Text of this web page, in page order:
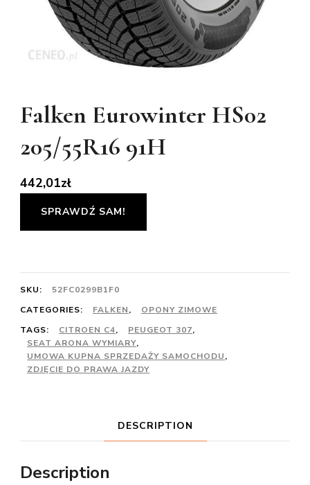
Falken Eurowinter HS02
205/55R16 91H
442,01zł
SPRAWDŹ SAM!
SKU:
52FC0299B1F0
CATEGORIES:
FALKEN,
OPONY ZIMOWE
TAGS:
CITROEN C4, PEUGEOT 307,
SEAT ARONA WYMIARY,
UMOWA KUPNA SPRZEDAŻY SAMOCHODU,
ZDJĘCIE DO PRAWA JAZDY
DESCRIPTION
Description